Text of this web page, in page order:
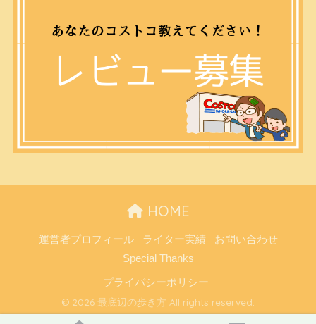
HOME
運営者プロフィール ライター実績
お問い合わせ
Special Thanks
プライバシーポリシー
© 2026 最底辺の歩き方 All rights reserved.